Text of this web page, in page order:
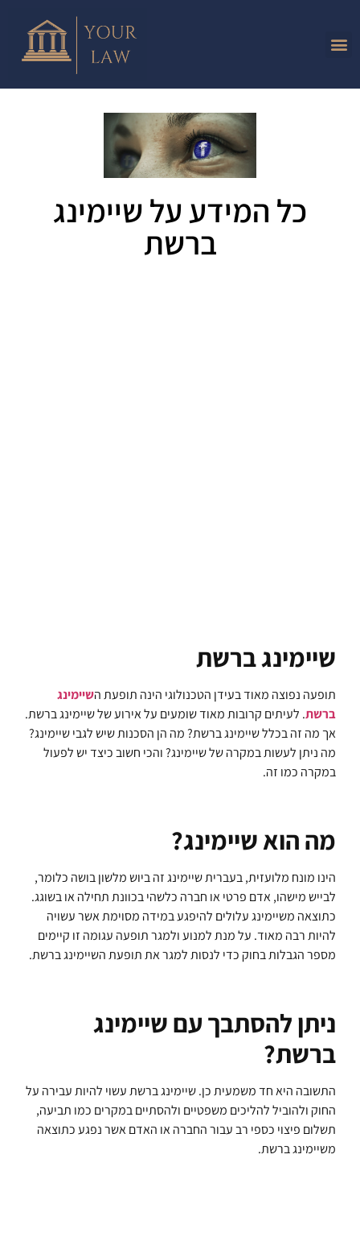
כל המידע על שיימינג
ברשת
שיימינג ברשת
תופעה נפוצה מאוד בעידן הטכנולוגי הינה תופעת השיימינג
ברשת. לעיתים קרובות מאוד שומעים על אירוע של שיימינג ברשת.
אך מה זה בכלל שיימינג ברשת? מה הן הסכנות שיש לגבי שיימינג?
מה ניתן לעשות במקרה של שיימינג? והכי חשוב כיצד יש לפעול
במקרה כמו זה.
מה הוא שיימינג?
הינו מונח מלועזית, בעברית שיימינג זה ביוש מלשון בושה כלומר,
לבייש מישהו, אדם פרטי או חברה כלשהי בכוונת תחילה או בשוגג.
כתוצאה משיימינג עלולים להיפגע במידה מסוימת אשר עשויה
להיות רבה מאוד. על מנת למנוע ולמגר תופעה עגומה זו קיימים
מספר הגבלות בחוק כדי לנסות למגר את תופעת השיימינג ברשת.
ניתן להסתבך עם שיימינג
ברשת?
התשובה היא חד משמעית כן. שיימינג ברשת עשוי להיות עבירה על
החוק ולהוביל להליכים משפטיים ולהסתיים במקרים כמו תביעה,
תשלום פיצוי כספי רב עבור החברה או האדם אשר נפגע כתוצאה
משיימינג ברשת.